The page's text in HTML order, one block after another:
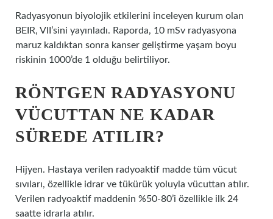
Radyasyonun biyolojik etkilerini inceleyen kurum olan
BEIR, VII’sini yayınladı. Raporda, 10 mSv radyasyona
maruz kaldıktan sonra kanser geliştirme yaşam boyu
riskinin 1000’de 1 olduğu belirtiliyor.
RÖNTGEN RADYASYONU
VÜCUTTAN NE KADAR
SÜREDE ATILIR?
Hijyen. Hastaya verilen radyoaktif madde tüm vücut
sıvıları, özellikle idrar ve tükürük yoluyla vücuttan atılır.
Verilen radyoaktif maddenin %50-80’i özellikle ilk 24
saatte idrarla atılır.